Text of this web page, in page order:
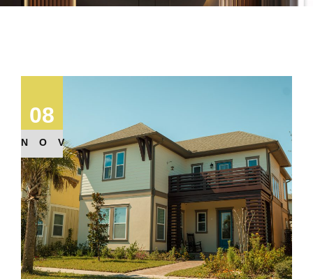
08
NOV